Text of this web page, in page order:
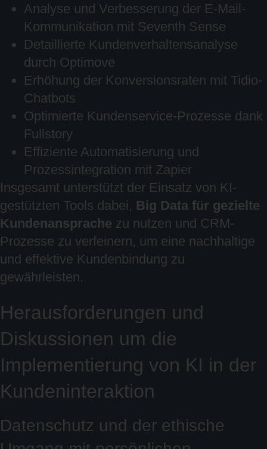
Analyse und Verbesserung der E-Mail-
Kommunikation mit Seventh Sense
Detaillierte Kundenverhaltensanalyse
durch Optimove
Erhöhung der Konversionsraten mit Tidio-
Chatbots
Optimierte Kundenservice-Prozesse dank
Fullstory
Effiziente Automatisierung und
Prozessintegration mit Zapier
Insgesamt unterstützt der Einsatz von KI-
gestützten Tools dabei, Big Data für gezielte
Kundenansprache zu nutzen und CRM-
Prozesse zu verfeinern, um eine nachhaltige
und effektive Kundenbindung zu
gewährleisten.
Herausforderungen und
Diskussionen um die
Implementierung von KI in der
Kundeninteraktion
Datenschutz und der ethische